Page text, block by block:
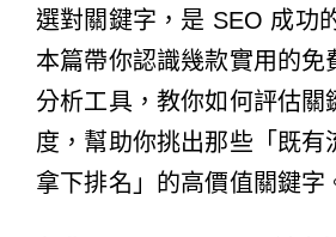
選對關鍵字，是 SEO 成功
本篇帶你認識幾款實用的免
分析工具，教你如何評估關
度，幫助你挑出那些「既有
拿下排名」的高價值關鍵字